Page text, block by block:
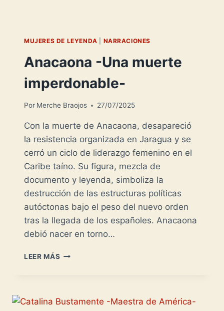
MUJERES DE LEYENDA NARRACIONES
Anacaona -Una muerte
imperdonable-
Por Merche Braojos 27/07/2025
Con la muerte de Anacaona, desapareció
la resistencia organizada en Jaragua y se
cerró un ciclo de liderazgo femenino en el
Caribe taíno. Su figura, mezcla de
documento y leyenda, simboliza la
destrucción de las estructuras políticas
autóctonas bajo el peso del nuevo orden
tras la llegada de los españoles. Anacaona
debió nacer en torno…
LEER MÁS ANACAONA
IMPERDONABLE-